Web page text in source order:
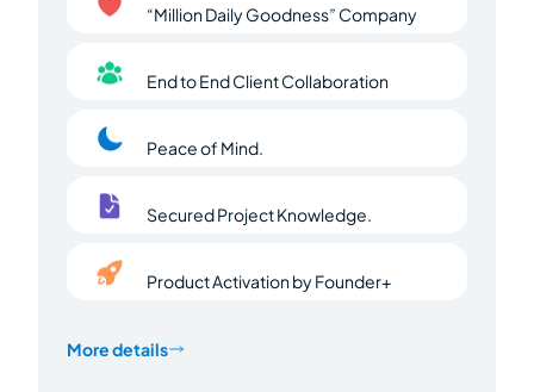
“Million Daily Goodness” Company
End to End Client Collaboration
Peace of Mind.
Secured Project Knowledge.
Product Activation by Founder+
More details